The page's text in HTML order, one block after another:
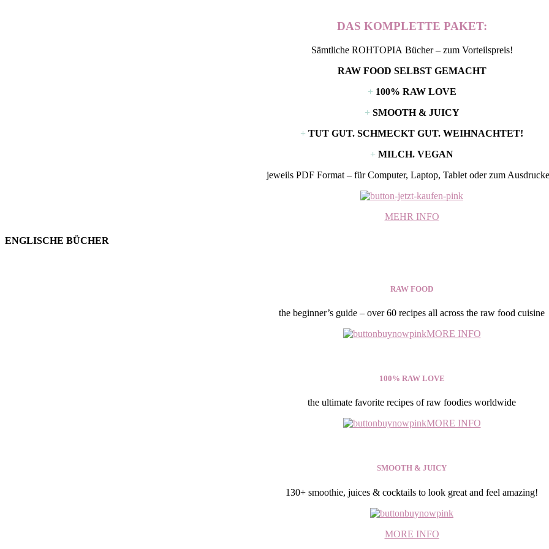
DAS KOMPLETTE PAKET:
Sämtliche ROHTOPIA Bücher – zum Vorteilspreis!
RAW FOOD SELBST GEMACHT
+ 100% RAW LOVE
+ SMOOTH & JUICY
+ TUT GUT. SCHMECKT GUT. WEIHNACHTET!
+ MILCH. VEGAN
jeweils PDF Format – für Computer, Laptop, Tablet oder zum
MEHR INFO
ENGLISCHE BÜCHER
RAW FOOD
the beginner’s guide – over 60 recipes all across the raw food cuisine
MORE INFO
100% RAW LOVE
the ultimate favorite recipes of raw foodies worldwide
MORE INFO
SMOOTH & JUICY
130+ smoothie, juices & cocktails to look great and feel amazing!
MORE INFO